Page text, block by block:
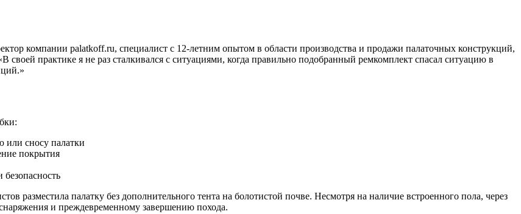
компании palatkoff.ru, специалист с 12-летним опытом в области производства и продажи палаточных конструкций,
своей практике я не раз сталкивался с ситуациями, когда правильно подобранный ремкомплект спасал ситуацию в
или сносу палатки
покрытия
разместила палатку без дополнительного тента на болотистой почве. Несмотря на наличие встроенного пола, через
и преждевременному завершению похода.